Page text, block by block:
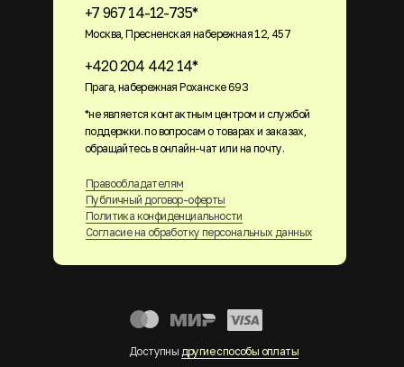
+7 967 14-12-735*
Москва, Пресненская набережная 12, 457
+420 204 442 14*
Прага, набережная Роханске 693
Правообладателям
Публичный договор-оферты
Политика конфиденциальности
Согласие на обработку персональных данных
Доступны другие способы оплаты
*не является контактным центром и службой
поддержки. по вопросам о товарах и заказах,
обращайтесь в онлайн-чат или на почту.